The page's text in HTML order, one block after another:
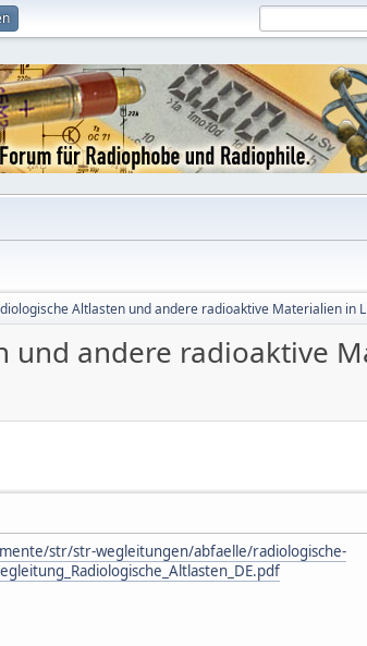
Altlasten und andere radioaktive Materialien in
und andere radioaktive
str/str-wegleitungen/abfaelle/radiologische-